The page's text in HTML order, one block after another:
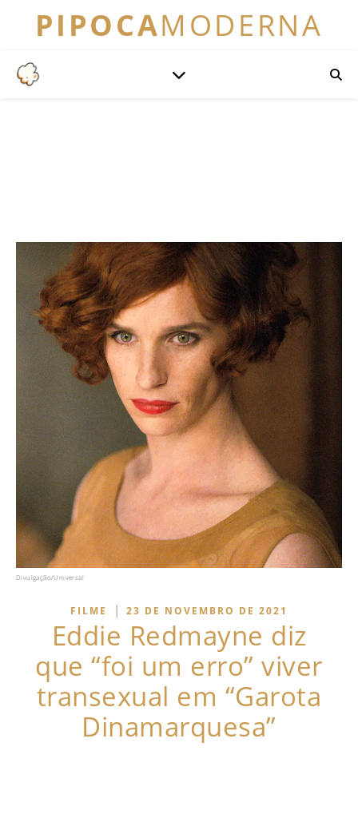
PIPOCAMODERNA
Divulgação/Universal
FILME | 23 DE NOVEMBRO DE 2021
Eddie Redmayne diz
que “foi um erro” viver
transexual em “Garota
Dinamarquesa”